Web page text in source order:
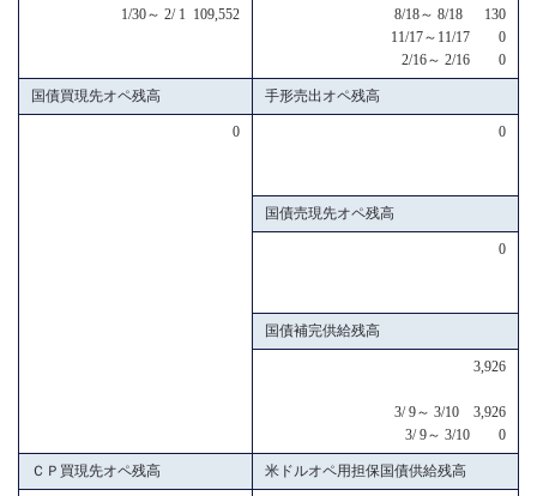
1/30～ 2/ 1 109,552
8/18～ 8/18 130
11/17～11/17 0
2/16～ 2/16 0
国債買現先オペ残高 手形売出オペ残高
0 0
国債売現先オペ残高
0
国債補完供給残高
3,926
3/ 9～ 3/10 3,926
3/ 9～ 3/10 0
ＣＰ買現先オペ残高 米ドルオペ用担保国債供給残高